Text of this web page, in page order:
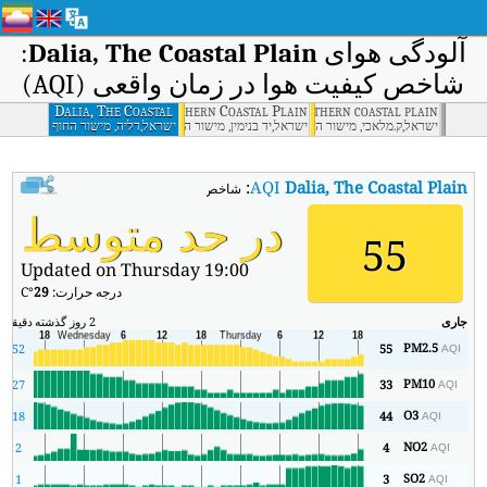
آلودگی هوای Dalia, The Coastal Plain
:
شاخص کیفیت هوا در زمان واقعی (AQI)
Dalia, The Coastal
Plain
ישראל,דליה, מישור החוף
הדרומי
Yad Binyamin, the Southern Coastal Plain
ישראל,יד בנימין, מישור החוף הדרומי
Jack. Malachi, southern coastal plain
ישראל,ק.מלאכי, מישור החוף הדרומי
AQIDalia, The Coastal Plain
: شاخص کیفیت هوای بی‌درنگ Dalia, The Coastal Plain (AQI).
55 در حد متوسط
Updated on Thursday 19:00
درجه حرارت:29
°C
جاری 2 روز گذشته دقیقه
PM2.5AQI
55
52
PM10AQI
33
27
O3AQI
44
18
NO2AQI
4
2
SO2AQI
3
1